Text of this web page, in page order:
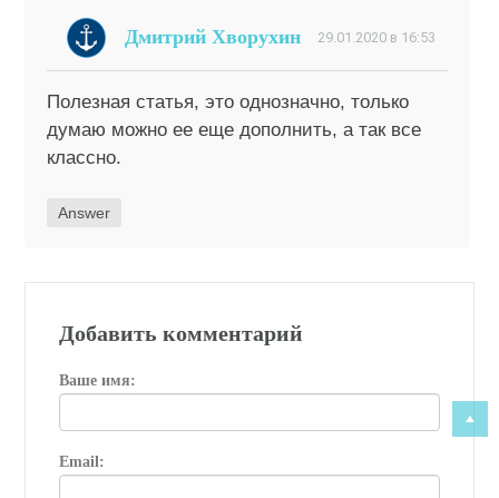
Дмитрий Хворухин 29.01.2020 в 16:53
Полезная статья, это однозначно, только
думаю можно ее еще дополнить, а так все
классно.
Answer
Добавить комментарий
Ваше имя:
Email: